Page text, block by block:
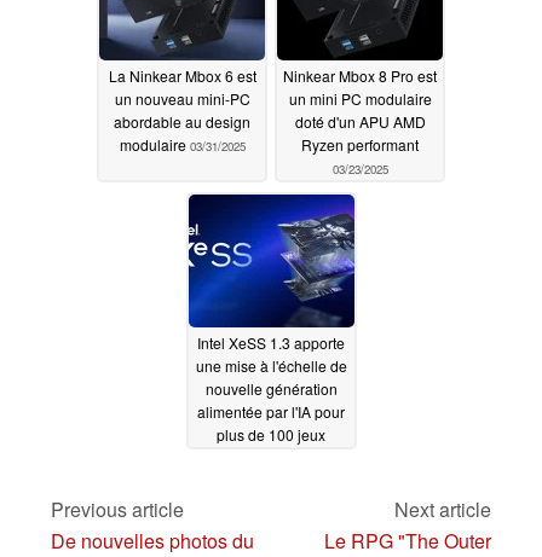
La Ninkear Mbox 6 est
un nouveau mini-PC
abordable au design
modulaire 03/31/2025
Ninkear Mbox 8 Pro est
un mini PC modulaire
doté d'un APU AMD
Ryzen performant
03/23/2025
Intel XeSS 1.3 apporte
une mise à l'échelle de
nouvelle génération
alimentée par l'IA pour
plus de 100 jeux
Previous article
De nouvelles photos du
Next article
Le RPG "The Outer